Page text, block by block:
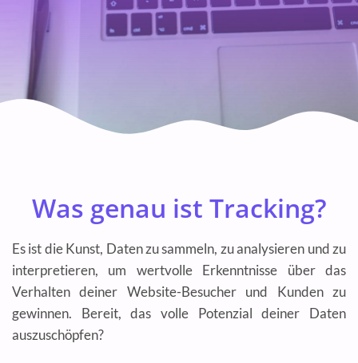
Was genau ist Tracking?
Es ist die Kunst, Daten zu sammeln, zu analysieren und zu
interpretieren, um wertvolle Erkenntnisse über das
Verhalten deiner Website-Besucher und Kunden zu
gewinnen. Bereit, das volle Potenzial deiner Daten
auszuschöpfen?